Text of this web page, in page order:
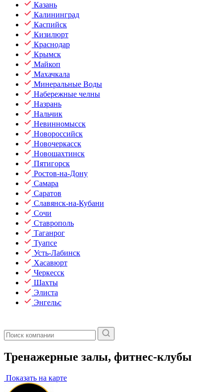
Казань
Калининград
Каспийск
Кизилюрт
Краснодар
Крымск
Майкоп
Махачкала
Минеральные Воды
Набережные челны
Назрань
Нальчик
Невинномысск
Новороссийск
Новочеркасск
Новошахтинск
Пятигорск
Ростов-на-Дону
Самара
Саратов
Славянск-на-Кубани
Сочи
Ставрополь
Таганрог
Туапсе
Усть-Лабинск
Хасавюрт
Черкесск
Шахты
Элиста
Энгельс
Тренажерные залы, фитнес-клубы
Показать на карте